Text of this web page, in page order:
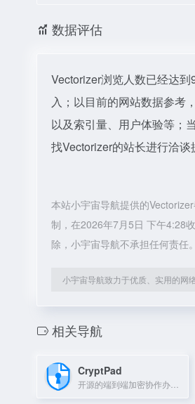
数据评估
Vectorizer浏览人数已经达
入；以目前的网站数据参考
以及索引量、用户体验等；
找Vectorizer的站长进行洽
本站小宇宙导航提供的
制，在2026年7月5日 下午4:28
除，小宇宙导航不承担任何责任。
小宇宙导航致力于优质、实用的网
相关导航
CryptPad